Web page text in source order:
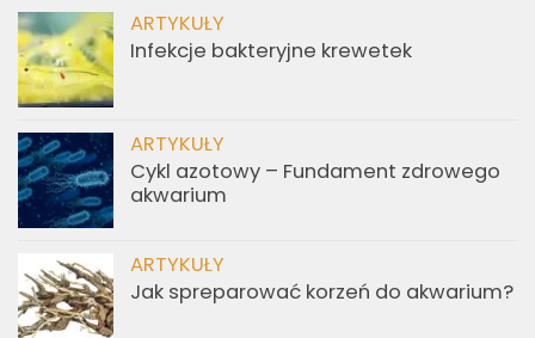
ARTYKUŁY
Infekcje bakteryjne krewetek
ARTYKUŁY
Cykl azotowy – Fundament zdrowego
akwarium
ARTYKUŁY
Jak spreparować korzeń do akwarium?